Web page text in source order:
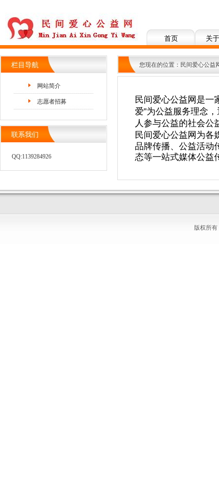
首页 关
栏目导航
网站简介
志愿者招募
联系我们
QQ:1139284926
您现在的位置： 民间爱心公益
民间爱心公益网是一
爱”为公益服务理念
人参与公益的社会公
民间爱心公益 网为各
品牌传播、公益活动
态等一站式媒体公益
版权所